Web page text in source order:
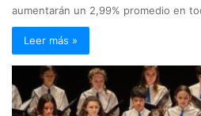
aumentarán un 2,99% promedio en
Leer más »